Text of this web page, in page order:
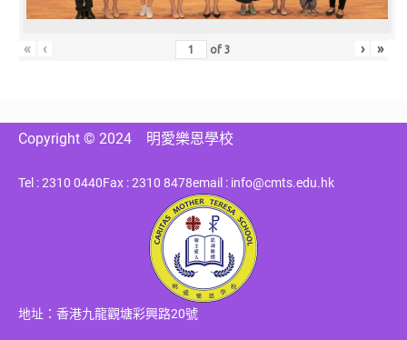
« ‹ of3 › »
Copyright © 2024 明愛樂恩學校
Tel : 2310 0440Fax : 2310 8478email : info@cmts.edu.hk
地址：香港九龍觀塘彩興路20號